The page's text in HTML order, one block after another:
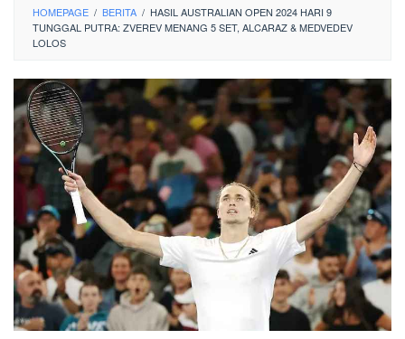
HOMEPAGE / BERITA / HASIL AUSTRALIAN OPEN 2024 HARI 9
TUNGGAL PUTRA: ZVEREV MENANG 5 SET, ALCARAZ & MEDVEDEV
LOLOS